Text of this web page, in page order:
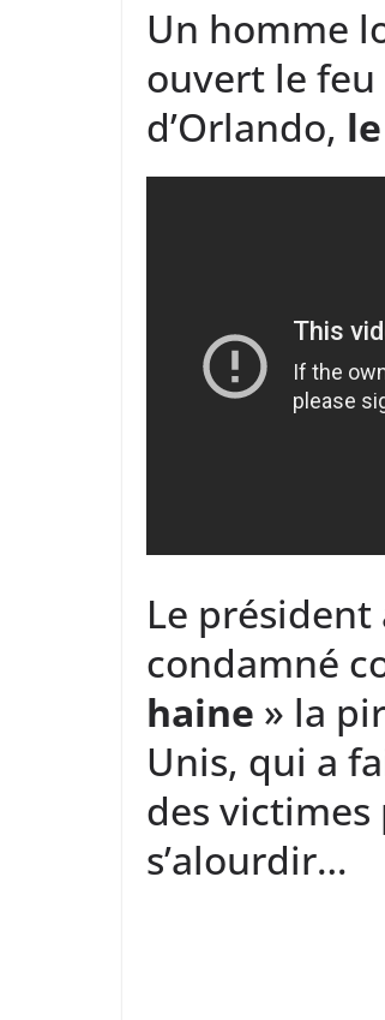
Un homme
ouvert le
d’Orlando,
Le
condamné
haine » la
Unis, qui a
des
s’alourdir…